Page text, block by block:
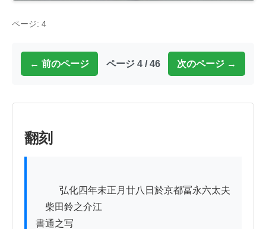
ページ: 4
← 前のページ ページ 4 / 46 次のページ →
翻刻
ゟ柴田鈴之介江
書通之写